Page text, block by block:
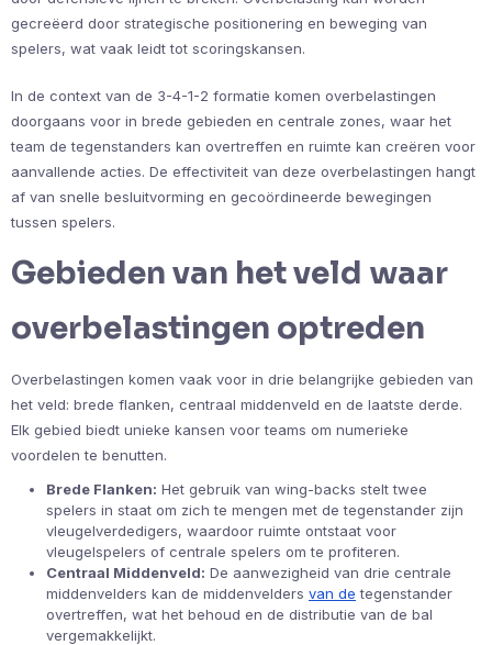
gecreëerd door strategische positionering en beweging van
spelers, wat vaak leidt tot scoringskansen.
In de context van de 3-4-1-2 formatie komen overbelastingen
doorgaans voor in brede gebieden en centrale zones, waar het
team de tegenstanders kan overtreffen en ruimte kan creëren voor
aanvallende acties. De effectiviteit van deze overbelastingen hangt
af van snelle besluitvorming en gecoördineerde bewegingen
tussen spelers.
Gebieden van het veld waar
overbelastingen optreden
Overbelastingen komen vaak voor in drie belangrijke gebieden van
het veld: brede flanken, centraal middenveld en de laatste derde.
Elk gebied biedt unieke kansen voor teams om numerieke
voordelen te benutten.
Brede Flanken: Het gebruik van wing-backs stelt twee
spelers in staat om zich te mengen met de tegenstander zijn
vleugelverdedigers, waardoor ruimte ontstaat voor
vleugelspelers of centrale spelers om te profiteren.
Centraal Middenveld: De aanwezigheid van drie centrale
middenvelders kan de middenvelders van de tegenstander
overtreffen, wat het behoud en de distributie van de bal
vergemakkelijkt.